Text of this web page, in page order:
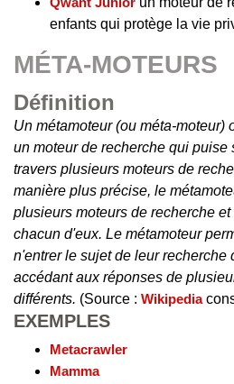
enfants qui protège la vie
MÉTA-MOTEURS
Définition
Un métamoteur (ou méta-moteur)
un moteur de recherche qui puise
travers plusieurs moteurs de
manière plus précise, le
plusieurs moteurs de recherche
chacun d'eux. Le métamoteur
n'entrer le sujet de leur recherche
accédant aux réponses de
différents. (Source : Wikipedia
EXEMPLES
Metacrawler
Mamma